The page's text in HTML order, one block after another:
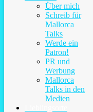
Über mich
Schreib für
Mallorca
Talks
Werde ein
Patron!
PR und
Werbung
Mallorca
Talks in den
Medien